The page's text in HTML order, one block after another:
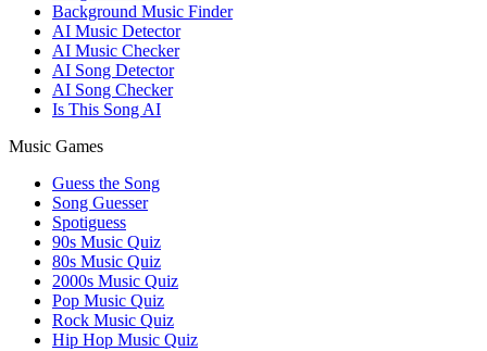
Background Music Finder
AI Music Detector
AI Music Checker
AI Song Detector
AI Song Checker
Is This Song AI
Music Games
Guess the Song
Song Guesser
Spotiguess
90s Music Quiz
80s Music Quiz
2000s Music Quiz
Pop Music Quiz
Rock Music Quiz
Hip Hop Music Quiz